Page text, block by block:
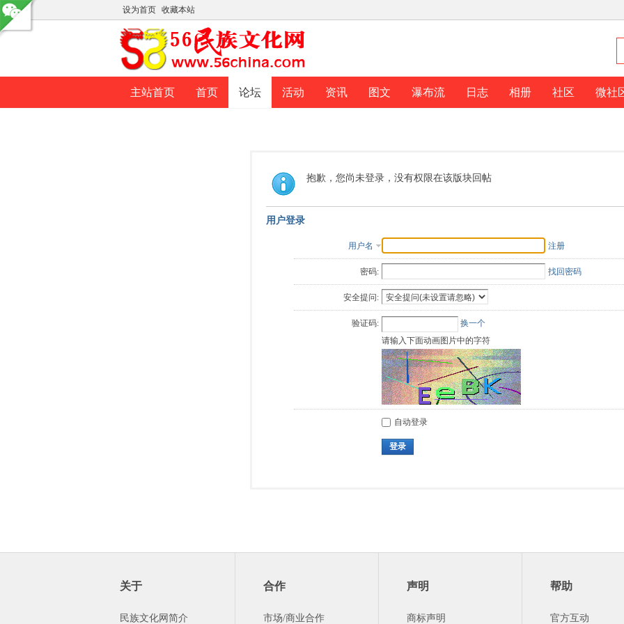
设为首页 收藏本站
主站首页 首页 论坛 活动 资讯 图文 瀑布流 日志 相册 社区 微社
抱歉，您尚未登录，没有权限在该版块回帖
用户登录
用户名 注册
密码: 找回密码
安全提问:
验证码:
换一个
请输入下面动画图片中的字符
自动登录
登录
关于
民族文化网简介
合作
市场/商业合作
声明
商标声明
帮助
官方互动